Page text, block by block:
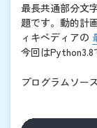
最長共通部分文
題です。動的計
ィキペディアの
今回はPython3.8
プログラムソー